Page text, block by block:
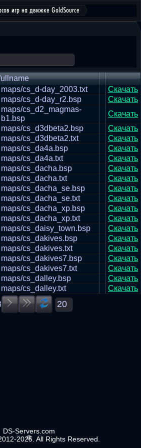
игр на движке GoldSource
maps/cs_d-day_2003.txt
Скачать
maps/cs_d-day_r2.bsp
Скачать
maps/cs_d2_magmas-
b1.bsp
Скачать
maps/cs_d3dbeta2.bsp
Скачать
maps/cs_d3dbeta2.txt
Скачать
maps/cs_da4a.bsp
Скачать
maps/cs_da4a.txt
Скачать
maps/cs_dacha.bsp
Скачать
maps/cs_dacha.txt
Скачать
maps/cs_dacha_se.bsp
Скачать
maps/cs_dacha_se.txt
Скачать
maps/cs_dacha_xp.bsp
Скачать
maps/cs_dacha_xp.txt
Скачать
maps/cs_daisy_town.bsp
Скачать
maps/cs_dakives.bsp
Скачать
maps/cs_dakives.txt
Скачать
maps/cs_dakives7.bsp
Скачать
maps/cs_dakives7.txt
Скачать
maps/cs_dalley.bsp
Скачать
maps/cs_dalley.txt
Скачать
DS-Servers.com
2025. All Rights Reserved.